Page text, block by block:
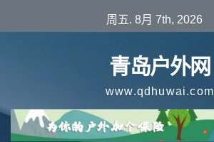
至
周五. 8月 7th, 2026
青岛户外网
www.qdhuwai.com